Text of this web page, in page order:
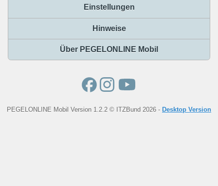
Einstellungen
Hinweise
Über PEGELONLINE Mobil
PEGELONLINE Mobil Version 1.2.2 © ITZBund 2026 - Desktop Version